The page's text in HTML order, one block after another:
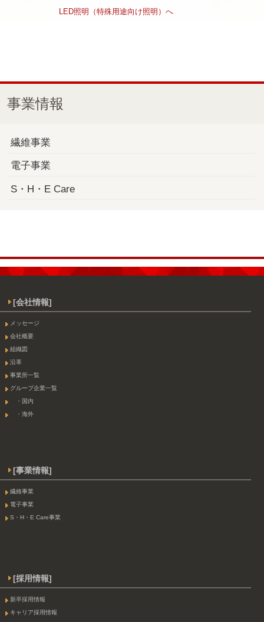
LED照明（特殊用途向け照明）へ
事業情報
繊維事業
電子事業
S・H・E Care
[会社情報]
メッセージ
会社概要
組織図
沿革
事業所一覧
グループ企業一覧
・国内
・海外
[事業情報]
繊維事業
電子事業
S・H・E Care事業
[採用情報]
新卒採用情報
キャリア採用情報